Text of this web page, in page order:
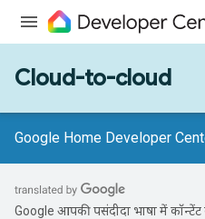
Cloud-to-cloud
Google Home Developer
Google आपकी पसंदीदा भाषा में